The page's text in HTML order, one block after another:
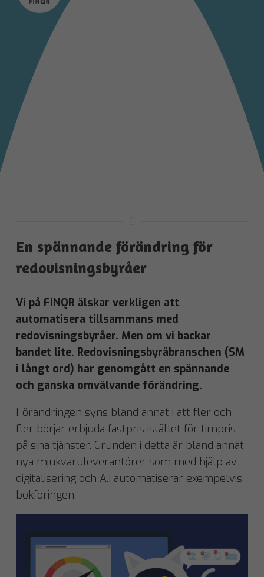
En spännande förändring för
redovisningsbyråer
Vi på FINQR älskar verkligen att
automatisera tillsammans med
redovisningsbyråer. Men om vi backar
bandet lite. Redovisningsbyråbranschen (SM
i långt ord) har genomgått en spännande
och ganska omvälvande förändring.
Förändringen syns bland annat i att fler och
fler börjar erbjuda fastpris istället för timpris
på sina tjänster. Grunden i detta är bland annat
nya mjukvaruleverantörer som med hjälp av
digitalisering och A.I automatiserar exempelvis
bokföringen.